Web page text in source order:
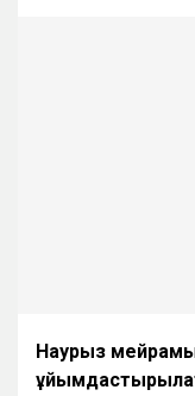
Наурыз